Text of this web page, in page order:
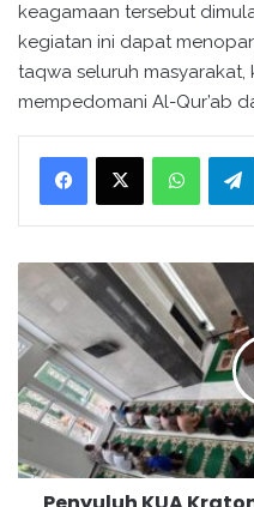
keagamaan tersebut
kegiatan ini dapat
taqwa seluruh masyarakat,
mempedomani Al-Qur’ab
WhatsApp
n
y
l
K